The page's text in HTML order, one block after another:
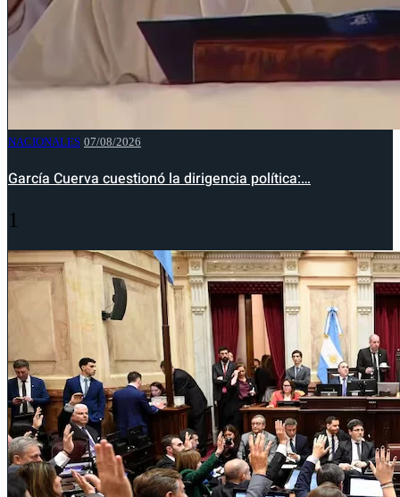
NACIONALES 07/08/2026
García Cuerva cuestionó la dirigencia política:…
1